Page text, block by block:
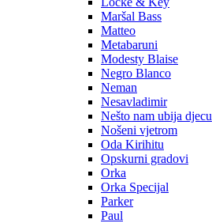
Maršal Bass
Matteo
Metabaruni
Modesty Blaise
Negro Blanco
Neman
Nesavladimir
Nešto nam ubija djecu
Nošeni vjetrom
Oda Kirihitu
Opskurni gradovi
Orka
Orka Specijal
Parker
Paul